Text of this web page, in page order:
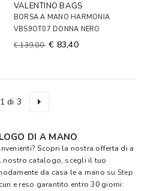
VALENTINO BAGS
BORSA A MANO HARMONIA
VBS9OT07 DONNA NERO
€ 139,00 € 83,40
1 di 3
DI A MANO
Scopri la nostra offerta di a
nostro catalogo, scegli il tuo
da casa le a mano su Step
e reso garantito entro 30 giorni: